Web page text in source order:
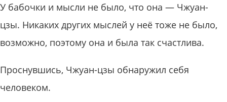
У бабочки и мысли не было, что она — Чжуан-
цзы. Никаких других мыслей у неё тоже не было,
возможно, поэтому она и была так счастлива.
Проснувшись, Чжуан-цзы обнаружил себя
человеком.